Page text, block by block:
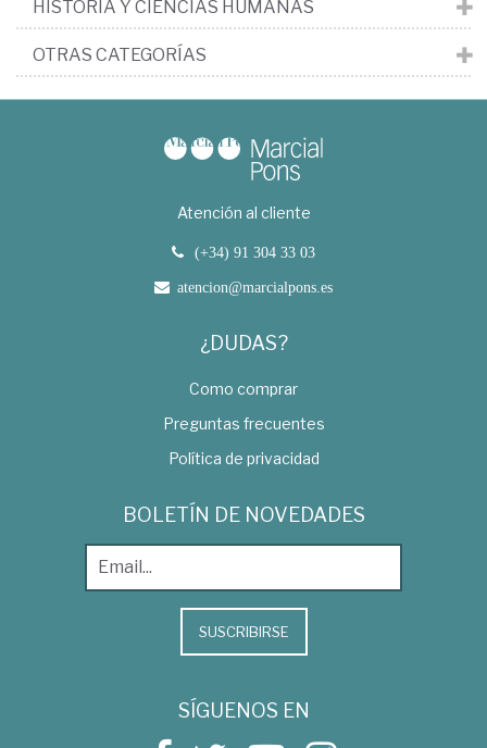
HISTORIA Y CIENCIAS HUMANAS
OTRAS CATEGORÍAS
Atención al cliente
(+34) 91 304 33 03
atencion@marcialpons.es
¿DUDAS?
Como comprar
Preguntas frecuentes
Política de privacidad
BOLETÍN DE NOVEDADES
SUSCRIBIRSE
SÍGUENOS EN